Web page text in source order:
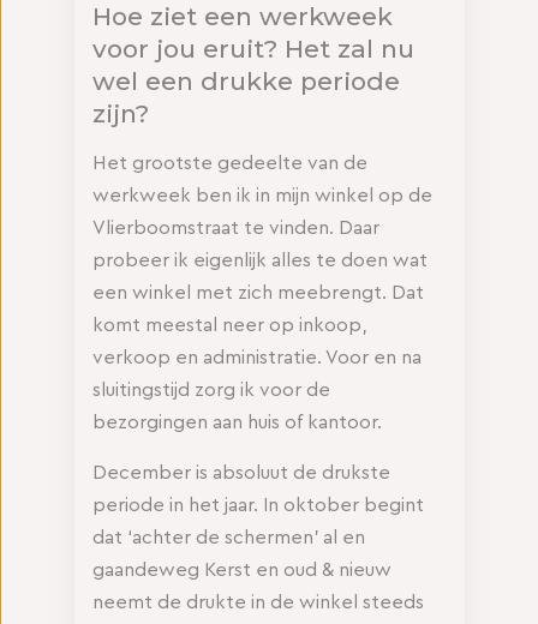
Hoe ziet een werkweek
voor jou eruit? Het zal nu
wel een drukke periode
zijn?
Het grootste gedeelte van de
werkweek ben ik in mijn winkel op de
Vlierboomstraat te vinden. Daar
probeer ik eigenlijk alles te doen wat
een winkel met zich meebrengt. Dat
komt meestal neer op inkoop,
verkoop en administratie. Voor en na
sluitingstijd zorg ik voor de
bezorgingen aan huis of kantoor.
December is absoluut de drukste
periode in het jaar. In oktober begint
dat ‘achter de schermen’ al en
gaandeweg Kerst en oud & nieuw
neemt de drukte in de winkel steeds